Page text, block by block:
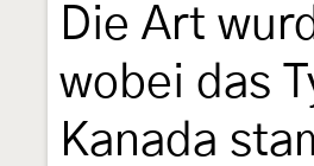
Die Art
wobei das
Kanada